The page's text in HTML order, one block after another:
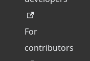
For
contributors